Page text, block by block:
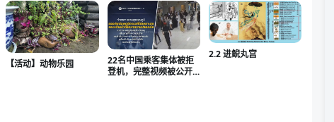
【活动】动物乐园
22名中国乘客集体被拒
登机，完整视频被公开
2.2 进鲵丸宫